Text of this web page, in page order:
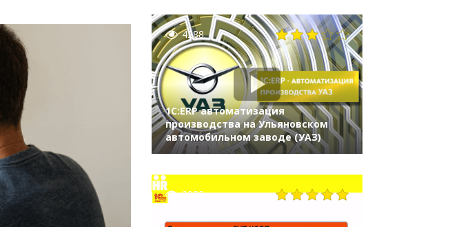
г., Агафонова Татьяна, "1С")
4288
1С:ERP автоматизация
производства на Ульяновском
автомобильном заводе (УАЗ)
2982